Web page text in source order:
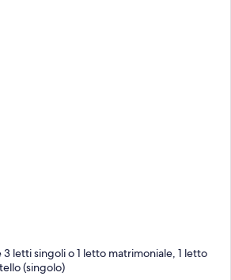
letti singoli o 1 letto matrimoniale, 1 letto
(singolo)